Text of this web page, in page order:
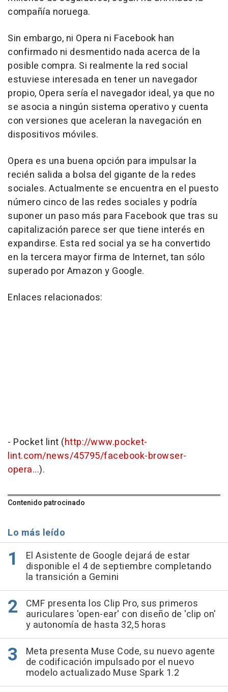
compañía noruega.
Sin embargo, ni Opera ni Facebook han
confirmado ni desmentido nada acerca de la
posible compra. Si realmente la red social
estuviese interesada en tener un navegador
propio, Opera sería el navegador ideal, ya que no
se asocia a ningún sistema operativo y cuenta
con versiones que aceleran la navegación en
dispositivos móviles.
Opera es una buena opción para impulsar la
recién salida a bolsa del gigante de la redes
sociales. Actualmente se encuentra en el puesto
número cinco de las redes sociales y podría
suponer un paso más para Facebook que tras su
capitalización parece ser que tiene interés en
expandirse. Esta red social ya se ha convertido
en la tercera mayor firma de Internet, tan sólo
superado por Amazon y Google.
Enlaces relacionados:
- Pocket lint (http://www.pocket-
lint.com/news/45795/facebook-browser-
opera...).
Contenido patrocinado
Lo más leído
El Asistente de Google dejará de estar
disponible el 4 de septiembre completando
la transición a Gemini
CMF presenta los Clip Pro, sus primeros
auriculares 'open-ear' con diseño de 'clip on'
y autonomía de hasta 32,5 horas
Meta presenta Muse Code, su nuevo agente
de codificación impulsado por el nuevo
modelo actualizado Muse Spark 1.2